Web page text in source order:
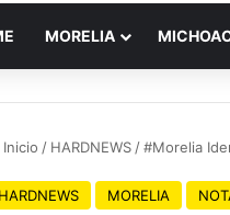
MORELIA
Inicio / HARDNEWS /#Morelia
HARDNEWS MORELIA